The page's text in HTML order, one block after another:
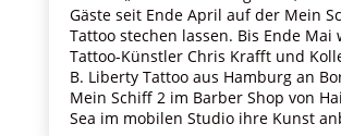
Gäste seit Ende April auf der Mein
Tattoo stechen lassen. Bis Ende Mai
Tattoo-Künstler Chris Krafft und
B. Liberty Tattoo aus Hamburg an
Mein Schiff 2 im Barber Shop von
Sea im mobilen Studio ihre Kunst